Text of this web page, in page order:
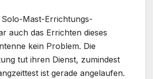
Mast-Errichtungs-
auch das Errichten dieses
kein Problem. Die
tut ihren Dienst, zumindest
ist gerade angelaufen.